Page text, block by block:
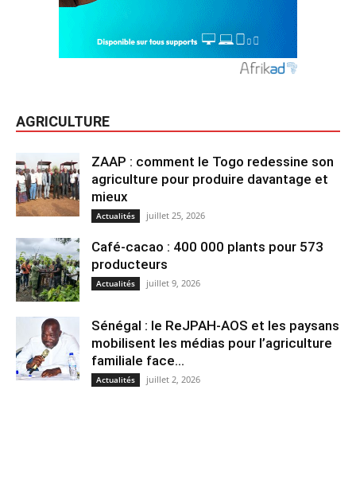
AGRICULTURE
ZAAP : comment le Togo redessine son
agriculture pour produire davantage et
mieux
Actualités juillet 25, 2026
Café-cacao : 400 000 plants pour 573
producteurs
Actualités juillet 9, 2026
Sénégal : le ReJPAH-AOS et les paysans
mobilisent les médias pour l’agriculture
familiale face...
Actualités juillet 2, 2026